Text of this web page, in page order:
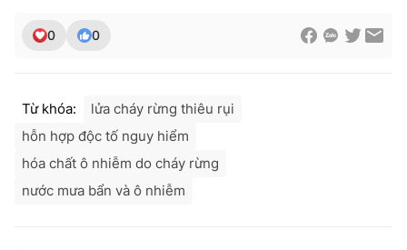
0 0
Từ khóa:
lửa cháy rừng thiêu rụi
hỗn hợp độc tố nguy hiểm
hóa chất ô nhiễm do cháy rừng
nước mưa bẩn và ô nhiễm